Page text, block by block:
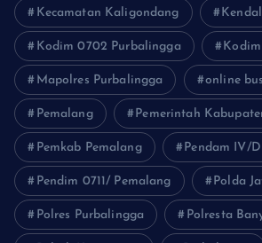
Kecamatan Kaligondang Kendal
Kodim 0702 Purbalingga Kodim
Mapolres Purbalingga online
Pemalang Pemerintah
Pemkab Pemalang Pendam IV/
Pendim 0711/ Pemalang Polda
Polres Purbalingga Polresta